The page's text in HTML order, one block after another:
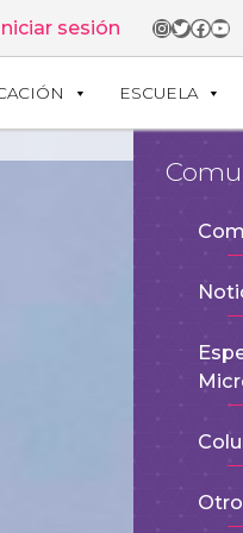
Instagram
Twitter
sesión
ESCUELA